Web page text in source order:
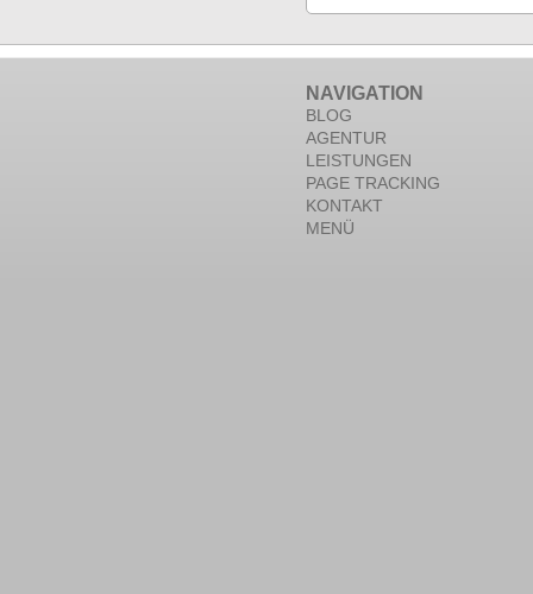
NAVIGATION
BLOG
AGENTUR
LEISTUNGEN
PAGE TRACKING
KONTAKT
MENÜ